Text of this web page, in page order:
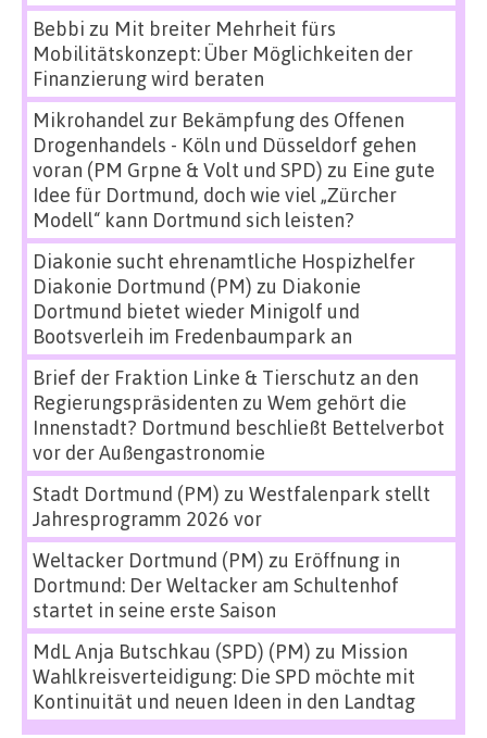
Bebbi zu Mit breiter Mehrheit fürs
Mobilitätskonzept: Über Möglichkeiten der
Finanzierung wird beraten
Mikrohandel zur Bekämpfung des Offenen
Drogenhandels - Köln und Düsseldorf gehen
voran (PM Grpne & Volt und SPD) zu Eine gute
Idee für Dortmund, doch wie viel „Zürcher
Modell“ kann Dortmund sich leisten?
Diakonie sucht ehrenamtliche Hospizhelfer
Diakonie Dortmund (PM) zu Diakonie
Dortmund bietet wieder Minigolf und
Bootsverleih im Fredenbaumpark an
Brief der Fraktion Linke & Tierschutz an den
Regierungspräsidenten zu Wem gehört die
Innenstadt? Dortmund beschließt Bettelverbot
vor der Außengastronomie
Stadt Dortmund (PM) zu Westfalenpark stellt
Jahresprogramm 2026 vor
Weltacker Dortmund (PM) zu Eröffnung in
Dortmund: Der Weltacker am Schultenhof
startet in seine erste Saison
MdL Anja Butschkau (SPD) (PM) zu Mission
Wahlkreisverteidigung: Die SPD möchte mit
Kontinuität und neuen Ideen in den Landtag